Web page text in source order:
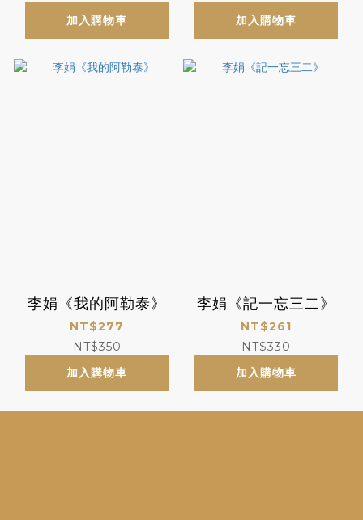
加入購物車
加入購物車
李娟《我的阿勒泰》
NT$277
NT$350
加入購物車
李娟《記一忘三二》
NT$261
NT$330
加入購物車